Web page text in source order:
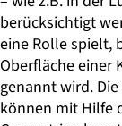
berücksichtigt
eine Rolle spielt,
Oberfläche einer
genannt wird.
können mit Hilfe